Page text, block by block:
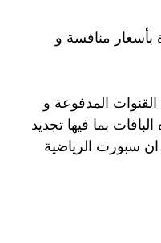
بأسعار منافسة و
المدفوعة و
بما فيها تجديد
سبورت الرياضية